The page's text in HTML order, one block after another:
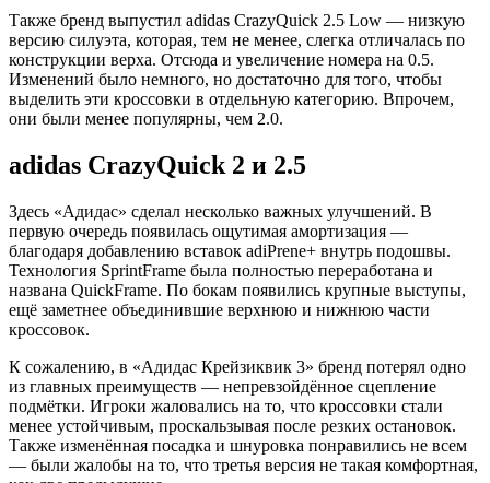
Также бренд выпустил adidas CrazyQuick 2.5 Low — низкую
версию силуэта, которая, тем не менее, слегка отличалась по
конструкции верха. Отсюда и увеличение номера на 0.5.
Изменений было немного, но достаточно для того, чтобы
выделить эти кроссовки в отдельную категорию. Впрочем,
они были менее популярны, чем 2.0.
adidas CrazyQuick 2 и 2.5
Здесь «Адидас» сделал несколько важных улучшений. В
первую очередь появилась ощутимая амортизация —
благодаря добавлению вставок adiPrene+ внутрь подошвы.
Технология SprintFrame была полностью переработана и
названа QuickFrame. По бокам появились крупные выступы,
ещё заметнее объединившие верхнюю и нижнюю части
кроссовок.
К сожалению, в «Адидас Крейзиквик 3» бренд потерял одно
из главных преимуществ — непревзойдённое сцепление
подмётки. Игроки жаловались на то, что кроссовки стали
менее устойчивым, проскальзывая после резких остановок.
Также изменённая посадка и шнуровка понравились не всем
— были жалобы на то, что третья версия не такая комфортная,